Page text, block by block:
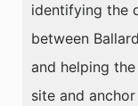
identifying the
between
and helping
site and